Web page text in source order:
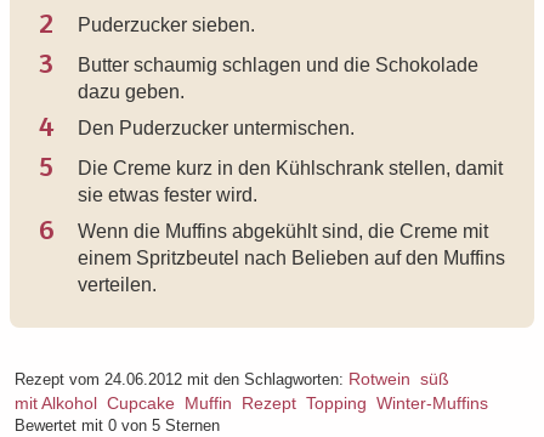
2 Puderzucker sieben.
3
Butter schaumig schlagen und die Schokolade
dazu geben.
4 Den Puderzucker untermischen.
5
Die Creme kurz in den Kühlschrank stellen, damit
sie etwas fester wird.
6
Wenn die Muffins abgekühlt sind, die Creme mit
einem Spritzbeutel nach Belieben auf den Muffins
verteilen.
Rezept vom 24.06.2012 mit den Schlagworten: Rotwein süß
mit Alkohol Cupcake Muffin Rezept Topping Winter-Muffins
Bewertet mit 0 von 5 Sternen